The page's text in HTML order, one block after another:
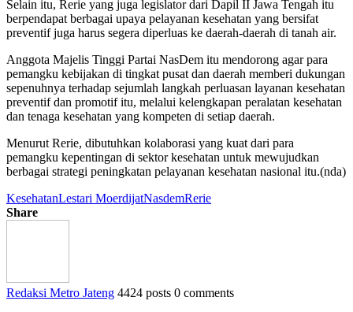
Selain itu, Rerie yang juga legislator dari Dapil II Jawa Tengah itu
berpendapat berbagai upaya pelayanan kesehatan yang bersifat
preventif juga harus segera diperluas ke daerah-daerah di tanah air.
Anggota Majelis Tinggi Partai NasDem itu mendorong agar para
pemangku kebijakan di tingkat pusat dan daerah memberi dukungan
sepenuhnya terhadap sejumlah langkah perluasan layanan kesehatan
preventif dan promotif itu, melalui kelengkapan peralatan kesehatan
dan tenaga kesehatan yang kompeten di setiap daerah.
Menurut Rerie, dibutuhkan kolaborasi yang kuat dari para
pemangku kepentingan di sektor kesehatan untuk mewujudkan
berbagai strategi peningkatan pelayanan kesehatan nasional itu.(nda)
KesehatanLestari MoerdijatNasdemRerie
Share
Redaksi Metro Jateng 4424 posts 0 comments